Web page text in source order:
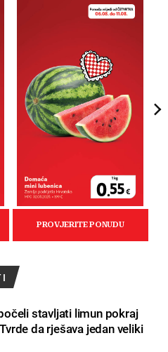
stavljati limun pokraj
da rješava jedan veliki